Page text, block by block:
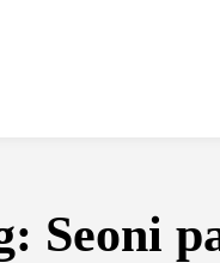
Seoni